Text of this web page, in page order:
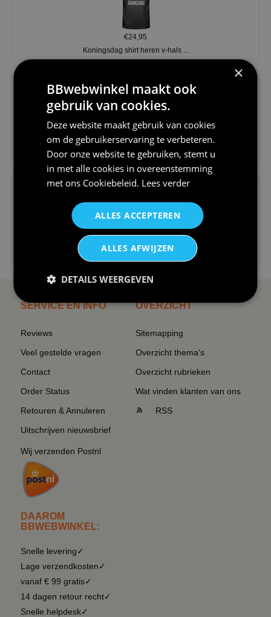
€24,95
Koningsdag shirt heren v-hals ...
€24,95
V-hals shirt rood wit blauw st...
I love korfbal t-shirt sport s...
SERVICE EN INFO
Reviews
Veel gestelde vragen
Contact
Order Status
Retouren & Annuleren
Uitschrijven nieuwsbrief
Wij verzenden Postnl
DAAROM
BBWEBWINKEL:
Snelle levering✓
Lage verzendkosten✓
vanaf € 99 gratis✓
14 dagen retour recht✓
Snelle helpdesk✓
OVERZICHT
Sitemapping
Overzicht thema's
Overzicht rubrieken
Wat vinden klanten van ons
RSS
×
BBwebwinkel maakt ook
gebruik van cookies.
Deze website maakt gebruik van cookies
om de gebruikerservaring te verbeteren.
Door onze website te gebruiken, stemt u
in met alle cookies in overeenstemming
met ons Cookiebeleid. Lees verder
ALLES ACCEPTEREN
ALLES AFWIJZEN
DETAILS WEERGEVEN